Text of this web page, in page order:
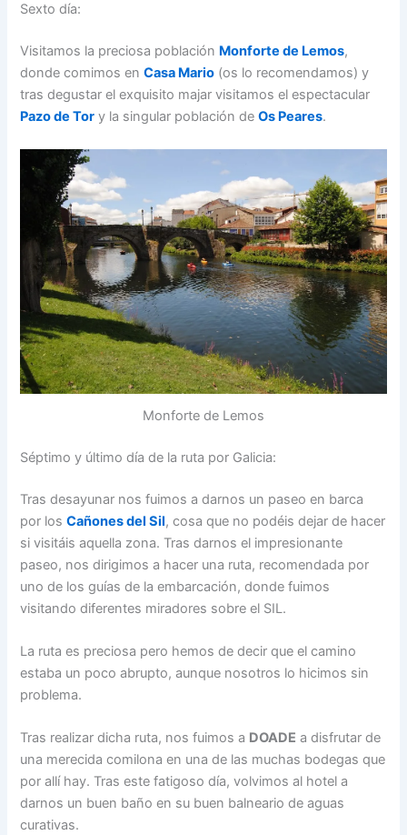
Sexto día:
Visitamos la preciosa población Monforte de Lemos,
donde comimos enCasa Mario (os lo recomendamos) y
tras degustar el exquisito majar visitamos el espectacular
Pazo de Tor y la singular población deOs Peares.
Monforte de Lemos
Séptimo y último día de la ruta por Galicia:
Tras desayunar nos fuimos a darnos un paseo en barca
por losCañones del Sil, cosa que no podéis dejar de hacer
si visitáis aquella zona. Tras darnos el impresionante
paseo, nos dirigimos a hacer una ruta, recomendada por
uno de los guías de la embarcación, donde fuimos
visitando diferentes miradores sobre el SIL.
La ruta es preciosa pero hemos de decir que el camino
estaba un poco abrupto, aunque nosotros lo hicimos sin
problema.
Tras realizar dicha ruta, nos fuimos a DOADE a disfrutar de
una merecida comilona en una de las muchas bodegas que
por allí hay. Tras este fatigoso día, volvimos al hotel a
darnos un buen baño en su buen balneario de aguas
curativas.